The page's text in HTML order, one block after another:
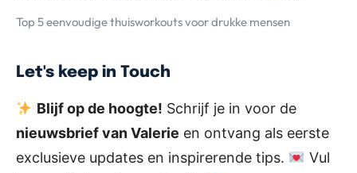
Top 5 eenvoudige thuisworkouts voor drukke mensen
Let's keep in Touch
Blijf op de hoogte! Schrijf je in voor de
nieuwsbrief van Valerie en ontvang als eerste
exclusieve updates en inspirerende tips.
Vul